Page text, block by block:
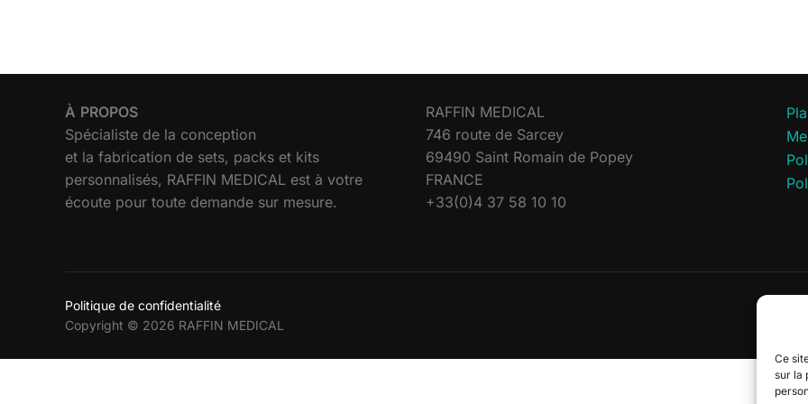
Ce
sur la
À PROPOS
Spécialiste de la conception
et la fabrication de sets, packs et kits
personnalisés, RAFFIN MEDICAL est à votre
écoute pour toute demande sur mesure.
RAFFIN MEDICAL
746 route de Sarcey
69490 Saint Romain de Popey
FRANCE
+33(0)4 37 58 10 10
Politique de confidentialité
Copyright © 2026 RAFFIN MEDICAL